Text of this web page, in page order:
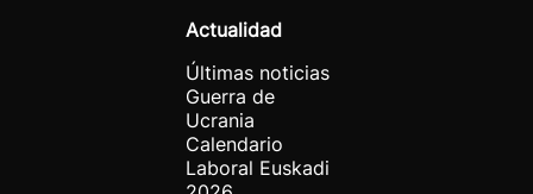
Actualidad
Últimas noticias
Guerra de
Ucrania
Calendario
Laboral Euskadi